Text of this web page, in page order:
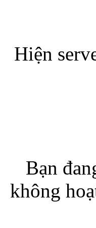
Hiện
Bạn
không